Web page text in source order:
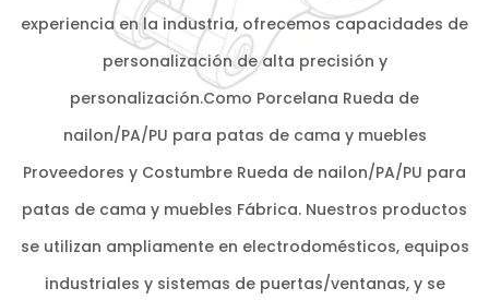
experiencia en la industria, ofrecemos capacidades de
personalización de alta precisión y
personalización.Como Porcelana Rueda de
nailon/PA/PU para patas de cama y muebles
Proveedores y Costumbre Rueda de nailon/PA/PU para
patas de cama y muebles Fábrica. Nuestros productos
se utilizan ampliamente en electrodomésticos, equipos
industriales y sistemas de puertas/ventanas, y se